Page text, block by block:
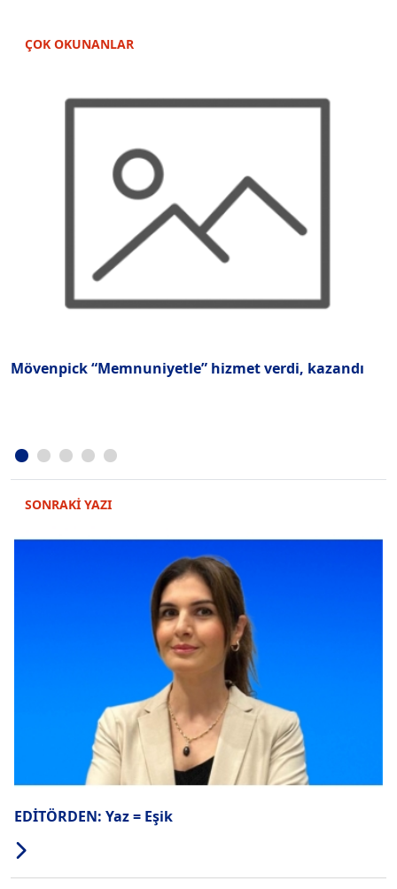
ÇOK OKUNANLAR
Mövenpick “Memnuniyetle” hizmet verdi, kazandı
SONRAKİ YAZI
EDİTÖRDEN: Yaz = Eşik